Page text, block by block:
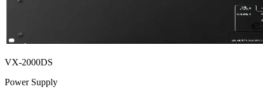
VX-2000DS
Power Supply